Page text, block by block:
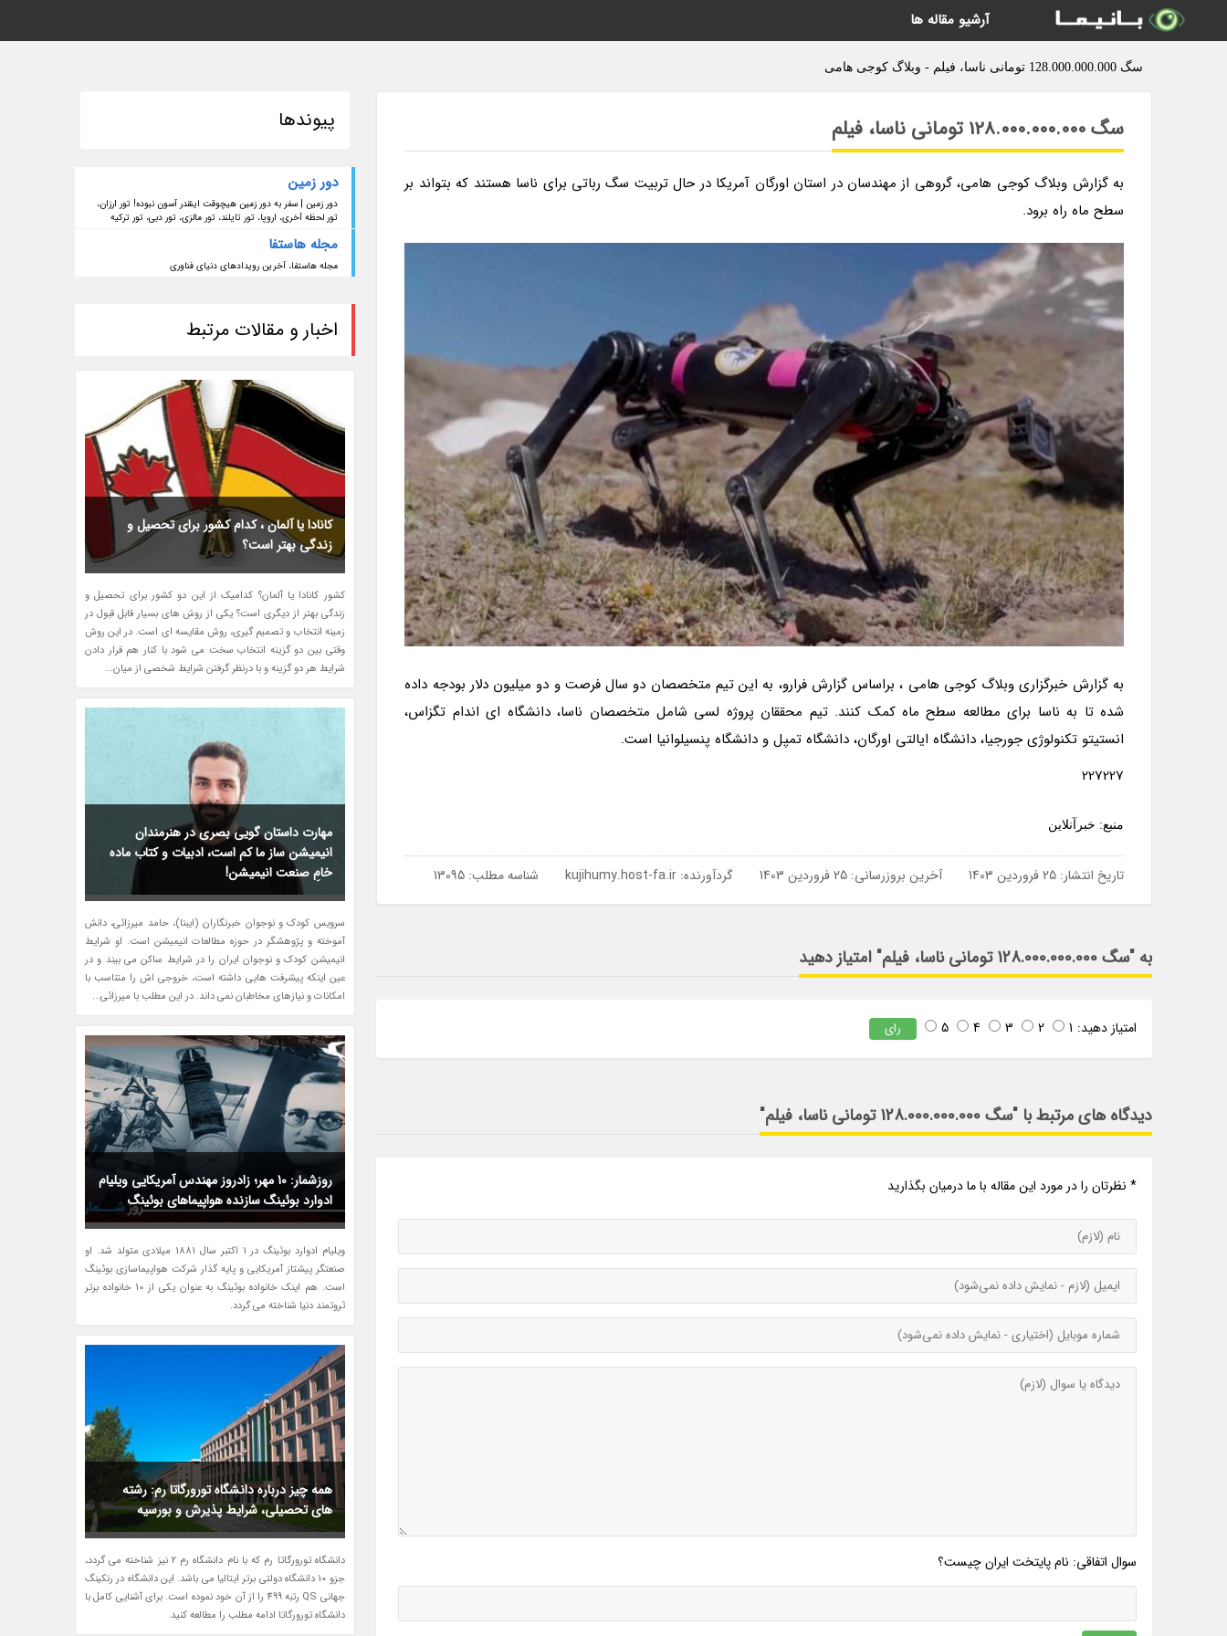
سگ 128.000.000.000 تومانی ناسا، فیلم - وبلاگ کوجی هامی
سگ 128.000.000.000 تومانی ناسا، فیلم
به گزارش وبلاگ کوجی هامی، گروهی از مهندسان در استان اورگان آمریکا در حال تربیت سگ رباتی برای ناسا هستند که بتواند بر
سطح ماه راه برود.
به گزارش خبرگزاری وبلاگ کوجی هامی ، براساس گزارش فرارو، به این تیم متخصصان دو سال فرصت و دو میلیون دلار بودجه داده
شده تا به ناسا برای مطالعه سطح ماه کمک کنند. تیم محققان پروژه لسی شامل متخصصان ناسا، دانشگاه ای اندام تگزاس،
انستیتو تکنولوژی جورجیا، دانشگاه ایالتی اورگان، دانشگاه تمپل و دانشگاه پنسیلوانیا است.
227227
منبع: خبرآنلاین
تاریخ انتشار: 25 فروردین 1403 آخرین بروزرسانی: 25 فروردین 1403 گردآورنده: kujihumy.host-fa.ir شناسه مطلب: 13095
به "سگ 128.000.000.000 تومانی ناسا، فیلم" امتیاز دهید
امتیاز دهید: 1
2
3
4
5 رای
دیدگاه های مرتبط با "سگ 128.000.000.000 تومانی ناسا، فیلم"
* نظرتان را در مورد این مقاله با ما درمیان بگذارید
سوال اتفاقی: نام پایتخت ایران چیست؟
پیوندها
دور زمین
دور زمین | سفر به دور زمین هیچوقت اینقدر آسون نبوده! تور ارزان،
تور لحظه آخری، اروپا، تور تایلند، تور مالزی، تور دبی، تور ترکیه
مجله هاستفا
مجله هاستفا، آخرین رویدادهای دنیای فناوری
اخبار و مقالات مرتبط
کانادا یا آلمان ، کدام کشور برای تحصیل و
زندگی بهتر است؟
کشور کانادا یا آلمان؟ کدامیک از این دو کشور برای تحصیل و
زندگی بهتر از دیگری است؟ یکی از روش های بسیار قابل قبول در
زمینه انتخاب و تصمیم گیری، روش مقایسه ای است. در این روش
وقتی بین دو گزینه انتخاب سخت می شود با کنار هم قرار دادن
شرایط هر دو گزینه و با درنظر گرفتن شرایط شخصی از میان...
مهارت داستان گویی بصری در هنرمندان
انیمیشن ساز ما کم است، ادبیات و کتاب ماده
خامِ صنعت انیمیشن!
سرویس کودک و نوجوان خبرنگاران (ایبنا)، حامد میرزائی، دانش
آموخته و پژوهشگر در حوزه مطالعات انیمیشن است. او شرایط
انیمیشن کودک و نوجوان ایران را در شرایط ساکن می بیند و در
عین اینکه پیشرفت هایی داشته است، خروجی اش را متناسب با
امکانات و نیازهای مخاطبان نمی داند. در این مطلب با میرزائی...
روزشمار: 10 مهر؛ زادروز مهندس آمریکایی ویلیام
ادوارد بوئینگ سازنده هواپیماهای بوئینگ
ویلیام ادوارد بوئینگ در 1 اکتبر سال 1881 میلادی متولد شد. او
صنعتگر پیشتاز آمریکایی و پایه گذار شرکت هواپیماسازی بوئینگ
است. هم اینک خانواده بوئینگ به عنوان یکی از 10 خانواده برتر
ثروتمند دنیا شناخته می گردد.
همه چیز درباره دانشگاه تورورگاتا رم: رشته
های تحصیلی، شرایط پذیرش و بورسیه
دانشگاه تورورگاتا رم که با نام دانشگاه رم 2 نیز شناخته می گردد،
جزو 10 دانشگاه دولتی برتر ایتالیا می باشد. این دانشگاه در رنکینگ
جهانی QS رتبه 499 را از آن خود نموده است. برای آشنایی کامل با
دانشگاه تورورگاتا ادامه مطلب را مطالعه کنید.
آرشیو مقاله ها